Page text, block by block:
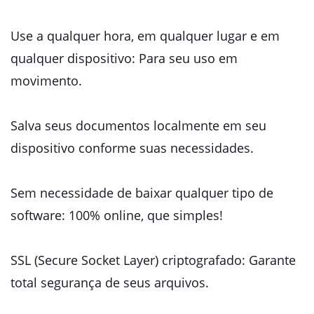
Use a qualquer hora, em qualquer lugar e em
qualquer dispositivo: Para seu uso em
movimento.
Salva seus documentos localmente em seu
dispositivo conforme suas necessidades.
Sem necessidade de baixar qualquer tipo de
software: 100% online, que simples!
SSL (Secure Socket Layer) criptografado: Garante
total segurança de seus arquivos.